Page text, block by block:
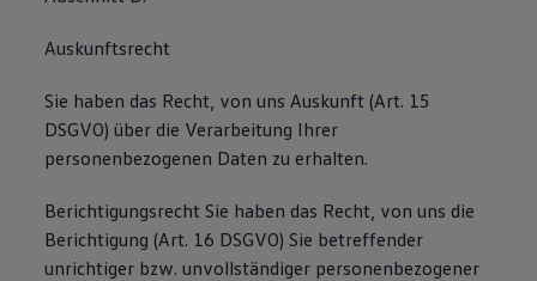
Auskunftsrecht
Sie haben das Recht, von uns Auskunft (Art. 15
DSGVO) über die Verarbeitung Ihrer
personenbezogenen Daten zu erhalten.
Berichtigungsrecht Sie haben das Recht, von uns die
Berichtigung (Art. 16 DSGVO) Sie betreffender
unrichtiger bzw. unvollständiger personenbezogener